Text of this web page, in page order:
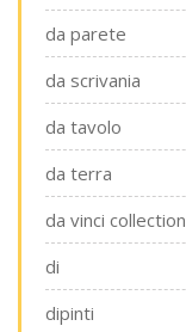
da parete
da scrivania
da tavolo
da terra
da vinci collection
di
dipinti